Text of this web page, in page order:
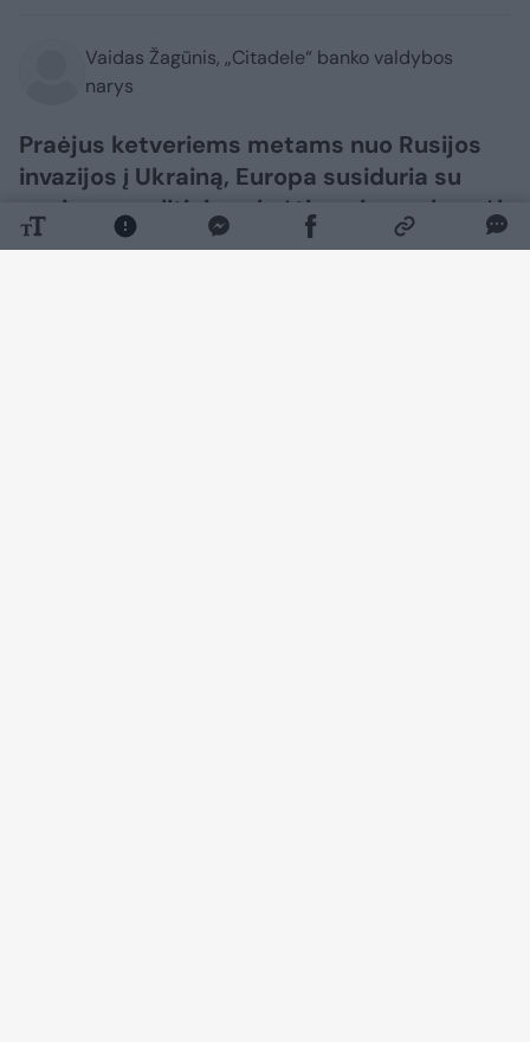
Vaidas Žagūnis, „Citadele“ banko valdybos
narys
Praėjus ketveriems metams nuo Rusijos
invazijos į Ukrainą, Europa susiduria su
nauju geopolitiniu sukrėtimu, ir verslas vėl
praneša apie silpnesnį pasitikėjimą.